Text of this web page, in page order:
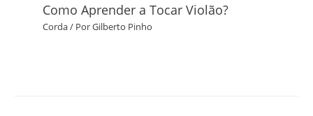
Como Aprender a Tocar Violão?
Corda/ PorGilberto Pinho